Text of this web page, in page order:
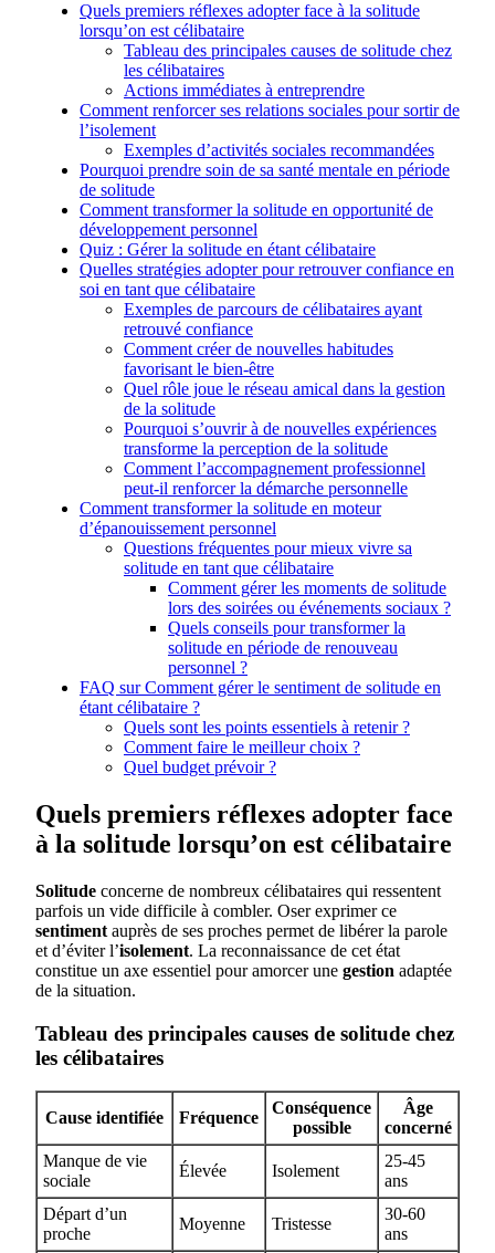
Quels premiers réflexes adopter face à la solitude
lorsqu’on est célibataire
Tableau des principales causes de solitude chez
les célibataires
Actions immédiates à entreprendre
Comment renforcer ses relations sociales pour sortir de
l’isolement
Exemples d’activités sociales recommandées
Pourquoi prendre soin de sa santé mentale en période
de solitude
Comment transformer la solitude en opportunité de
développement personnel
Quiz : Gérer la solitude en étant célibataire
Quelles stratégies adopter pour retrouver confiance en
soi en tant que célibataire
Exemples de parcours de célibataires ayant
retrouvé confiance
Comment créer de nouvelles habitudes
favorisant le bien-être
Quel rôle joue le réseau amical dans la gestion
de la solitude
Pourquoi s’ouvrir à de nouvelles expériences
transforme la perception de la solitude
Comment l’accompagnement professionnel
peut-il renforcer la démarche personnelle
Comment transformer la solitude en moteur
d’épanouissement personnel
Questions fréquentes pour mieux vivre sa
solitude en tant que célibataire
Comment gérer les moments de solitude
lors des soirées ou événements sociaux ?
Quels conseils pour transformer la
solitude en période de renouveau
personnel ?
FAQ sur Comment gérer le sentiment de solitude en
étant célibataire ?
Quels sont les points essentiels à retenir ?
Comment faire le meilleur choix ?
Quel budget prévoir ?
Quels premiers réflexes adopter face
à la solitude lorsqu’on est célibataire
Solitude concerne de nombreux célibataires qui ressentent
parfois un vide difficile à combler. Oser exprimer ce
sentiment auprès de ses proches permet de libérer la parole
et d’éviter l’isolement. La reconnaissance de cet état
constitue un axe essentiel pour amorcer une gestion adaptée
de la situation.
Tableau des principales causes de solitude chez
les célibataires
Cause identifiée Fréquence
Conséquence
possible
Âge
concerné
Manque de vie
sociale
Élevée Isolement
25-45
ans
Départ d’un
proche
Moyenne Tristesse
30-60
ans